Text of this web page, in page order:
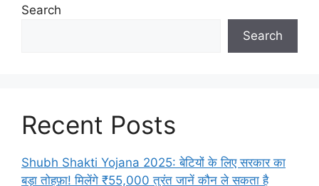
Search
Search
Recent Posts
Shubh Shakti Yojana 2025: बेटियों के लिए सरकार का
बड़ा तोहफ़ा! मिलेंगे ₹55,000 तुरंत जानें कौन ले सकता है